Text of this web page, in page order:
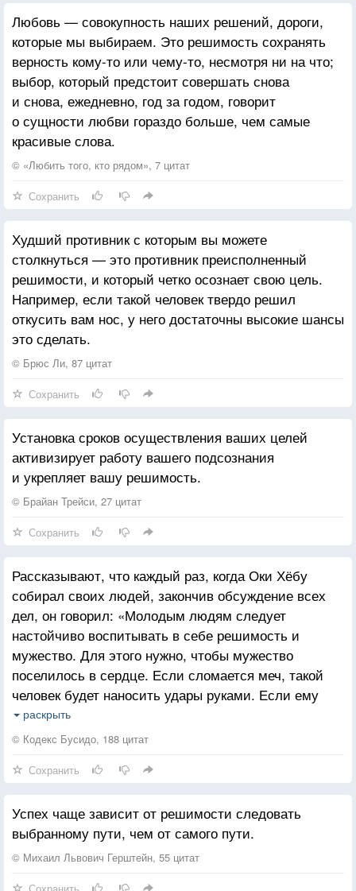
Любовь — совокупность наших решений, дороги,
которые мы выбираем. Это решимость сохранять
верность кому-то или чему-то, несмотря ни на что;
выбор, который предстоит совершать снова
и снова, ежедневно, год за годом, говорит
о сущности любви гораздо больше, чем самые
красивые слова.
© «Любить того, кто рядом», 7 цитат
Сохранить
Худший противник с которым вы можете
столкнуться — это противник преисполненный
решимости, и который четко осознает свою цель.
Например, если такой человек твердо решил
откусить вам нос, у него достаточны высокие шансы
это сделать.
© Брюс Ли, 87 цитат
Сохранить
Установка сроков осуществления ваших целей
активизирует работу вашего подсознания
и укрепляет вашу решимость.
© Брайан Трейси, 27 цитат
Сохранить
Рассказывают, что каждый раз, когда Оки Хёбу
собирал своих людей, закончив обсуждение всех
дел, он говорил: «Молодым людям следует
настойчиво воспитывать в себе решимость и
мужество. Для этого нужно, чтобы мужество
поселилось в сердце. Если сломается меч, такой
человек будет наносить удары руками. Если ему
отрубят руки, он прижмет врага к земле своими
плечами. Если отрубят плечи, он прокусит зубами
мужество».
раскрыть
© Кодекс Бусидо, 188 цитат
Сохранить
Успех чаще зависит от решимости следовать
выбранному пути, чем от самого пути.
© Михаил Львович Герштейн, 55 цитат